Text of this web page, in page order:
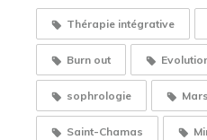
Thérapie intégrative
Burn out
sophrologie
Saint-Chamas